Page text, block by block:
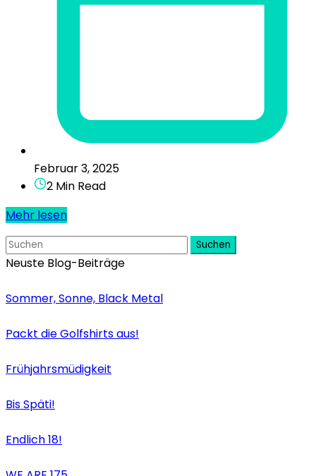
Februar 3, 2025
2 Min Read
Mehr lesen
Suchen
Neuste Blog-Beiträge
Sommer, Sonne, Black Metal
Packt die Golfshirts aus!
Frühjahrsmüdigkeit
Bis Späti!
Endlich 18!